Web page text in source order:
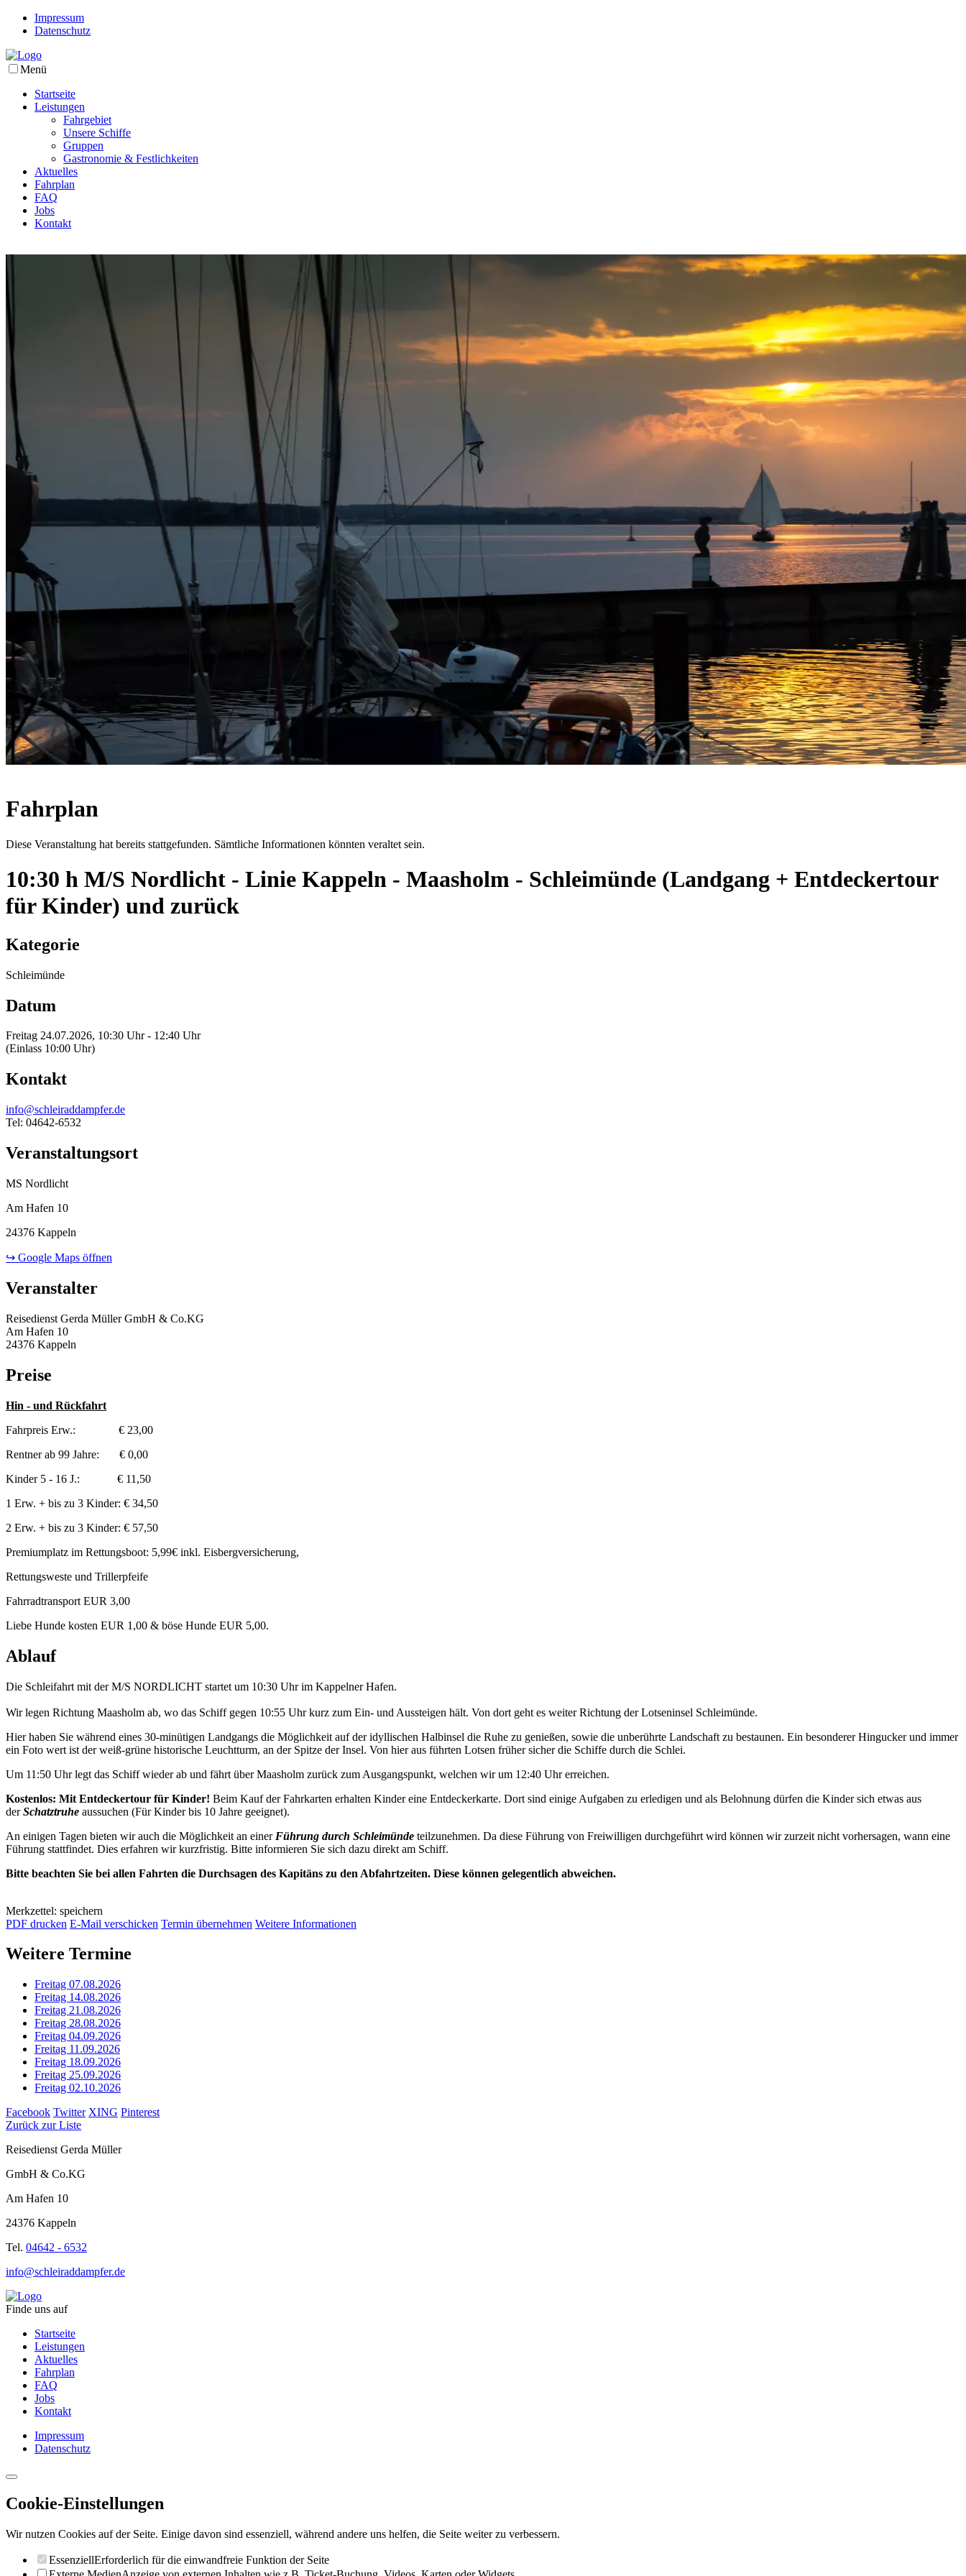
Impressum
Datenschutz
Menü
Startseite
Leistungen
Fahrgebiet
Unsere Schiffe
Gruppen
Gastronomie & Festlichkeiten
Aktuelles
Fahrplan
FAQ
Jobs
Kontakt
Fahrplan
Diese Veranstaltung hat bereits stattgefunden. Sämtliche Informationen könnten veraltet sein.
10:30 h M/S Nordlicht - Linie Kappeln - Maasholm - Schleimünde (Landgang + Entdeckertour
für Kinder) und zurück
Kategorie
Schleimünde
Datum
Freitag 24.07.2026, 10:30 Uhr - 12:40 Uhr
(Einlass 10:00 Uhr)
Kontakt
info@schleiraddampfer.de
Tel: 04642-6532
Veranstaltungsort
MS Nordlicht
Am Hafen 10
24376 Kappeln
↪ Google Maps öffnen
Veranstalter
Reisedienst Gerda Müller GmbH & Co.KG
Am Hafen 10
24376 Kappeln
Preise
Hin - und Rückfahrt
Fahrpreis Erw.: € 23,00
Rentner ab 99 Jahre: € 0,00
Kinder 5 - 16 J.: € 11,50
1 Erw. + bis zu 3 Kinder: € 34,50
2 Erw. + bis zu 3 Kinder: € 57,50
Premiumplatz im Rettungsboot: 5,99€ inkl. Eisbergversicherung,
Rettungsweste und Trillerpfeife
Fahrradtransport EUR 3,00
Liebe Hunde kosten EUR 1,00 & böse Hunde EUR 5,00.
Ablauf
Die Schleifahrt mit der M/S NORDLICHT startet um 10:30 Uhr im Kappelner Hafen.
Wir legen Richtung Maasholm ab, wo das Schiff gegen 10:55 Uhr kurz zum Ein- und Aussteigen hält. Von dort geht es weiter Richtung der Lotseninsel Schleimünde.
Hier haben Sie während eines 30-minütigen Landgangs die Möglichkeit auf der idyllischen Halbinsel die Ruhe zu genießen, sowie die unberührte Landschaft zu bestaunen. Ein besonderer Hingucker und immer
ein Foto wert ist der weiß-grüne historische Leuchtturm, an der Spitze der Insel. Von hier aus führten Lotsen früher sicher die Schiffe durch die Schlei.
Um 11:50 Uhr legt das Schiff wieder ab und fährt über Maasholm zurück zum Ausgangspunkt, welchen wir um 12:40 Uhr erreichen.
Kostenlos: Mit Entdeckertour für Kinder! Beim Kauf der Fahrkarten erhalten Kinder eine Entdeckerkarte. Dort sind einige Aufgaben zu erledigen und als Belohnung dürfen die Kinder sich etwas aus
derSchatztruhe aussuchen (Für Kinder bis 10 Jahre geeignet).
An einigen Tagen bieten wir auch die Möglichkeit an einer Führung durch Schleimünde teilzunehmen. Da diese Führung von Freiwilligen durchgeführt wird können wir zurzeit nicht vorhersagen, wann eine
Führung stattfindet. Dies erfahren wir kurzfristig. Bitte informieren Sie sich dazu direkt am Schiff.
Bitte beachten Sie bei allen Fahrten die Durchsagen des Kapitäns zu den Abfahrtzeiten. Diese können gelegentlich abweichen.
Merkzettel: speichern
PDF drucken E-Mail verschicken Termin übernehmen Weitere Informationen
Weitere Termine
Freitag 07.08.2026
Freitag 14.08.2026
Freitag 21.08.2026
Freitag 28.08.2026
Freitag 04.09.2026
Freitag 11.09.2026
Freitag 18.09.2026
Freitag 25.09.2026
Freitag 02.10.2026
Facebook Twitter XING Pinterest
Zurück zur Liste
Reisedienst Gerda Müller
GmbH & Co.KG
Am Hafen 10
24376 Kappeln
Tel. 04642 - 6532
info@schleiraddampfer.de
Finde uns auf
Startseite
Leistungen
Aktuelles
Fahrplan
FAQ
Jobs
Kontakt
Impressum
Datenschutz
Cookie-Einstellungen
Wir nutzen Cookies auf der Seite. Einige davon sind essenziell, während andere uns helfen, die Seite weiter zu verbessern.
EssenziellErforderlich für die einwandfreie Funktion der Seite